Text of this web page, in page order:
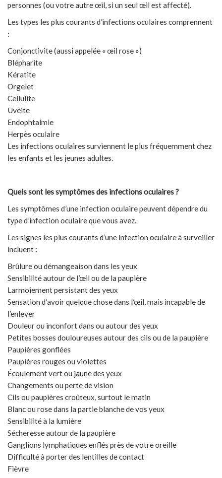
personnes (ou votre autre œil, si un seul œil est affecté).
Les types les plus courants d’infections oculaires comprennent
:
Conjonctivite (aussi appelée « œil rose »)
Blépharite
Kératite
Orgelet
Cellulite
Uvéite
Endophtalmie
Herpès oculaire
Les infections oculaires surviennent le plus fréquemment chez
les enfants et les jeunes adultes.
Quels sont les symptômes des infections oculaires ?
Les symptômes d’une infection oculaire peuvent dépendre du
type d’infection oculaire que vous avez.
Les signes les plus courants d’une infection oculaire à surveiller
incluent :
Brûlure ou démangeaison dans les yeux
Sensibilité autour de l’œil ou de la paupière
Larmoiement persistant des yeux
Sensation d’avoir quelque chose dans l’œil, mais incapable de
l’enlever
Douleur ou inconfort dans ou autour des yeux
Petites bosses douloureuses autour des cils ou de la paupière
Paupières gonflées
Paupières rouges ou violettes
Écoulement vert ou jaune des yeux
Changements ou perte de vision
Cils ou paupières croûteux, surtout le matin
Blanc ou rose dans la partie blanche de vos yeux
Sensibilité à la lumière
Sécheresse autour de la paupière
Ganglions lymphatiques enflés près de votre oreille
Difficulté à porter des lentilles de contact
Fièvre